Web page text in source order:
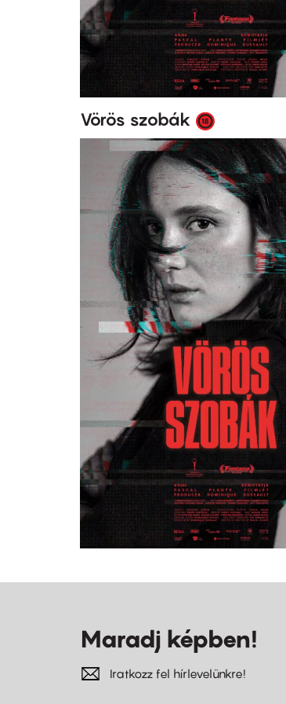
Vörös szobák
Maradj képben!
Iratkozz fel hírlevelünkre!